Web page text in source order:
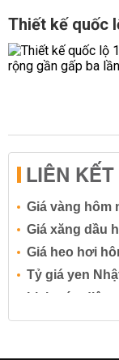
Thiết kế quốc
LIÊN
Giá vàng hôm
Giá xăng dầu
Giá heo hơi
Tỷ giá yen
Lịch cúp điện
Lãi suất tiết